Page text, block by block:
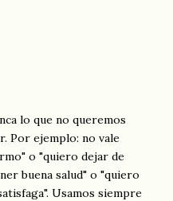
lo que no queremos
Por ejemplo: no vale
o "quiero dejar de
buena salud" o "quiero
Usamos siempre